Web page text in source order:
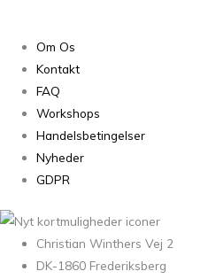
Om Os
Kontakt
FAQ
Workshops
Handelsbetingelser
Nyheder
GDPR
Christian Winthers Vej 2
DK-1860 Frederiksberg